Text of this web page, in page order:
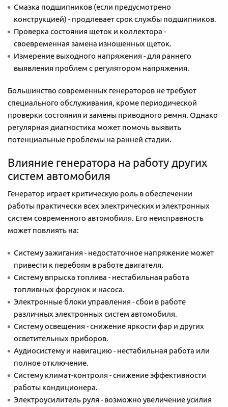
Смазка подшипников (если предусмотрено
конструкцией) - продлевает срок службы подшипников.
Проверка состояния щеток и коллектора -
своевременная замена изношенных щеток.
Измерение выходного напряжения - для раннего
выявления проблем с регулятором напряжения.
Большинство современных генераторов не требуют
специального обслуживания, кроме периодической
проверки состояния и замены приводного ремня. Однако
регулярная диагностика может помочь выявить
потенциальные проблемы на ранней стадии.
Влияние генератора на работу других
систем автомобиля
Генератор играет критическую роль в обеспечении
работы практически всех электрических и электронных
систем современного автомобиля. Его неисправность
может повлиять на:
Систему зажигания - недостаточное напряжение может
привести к перебоям в работе двигателя.
Систему впрыска топлива - нестабильная работа
топливных форсунок и насоса.
Электронные блоки управления - сбои в работе
различных электронных систем автомобиля.
Систему освещения - снижение яркости фар и других
осветительных приборов.
Аудиосистему и навигацию - нестабильная работа или
полное отключение.
Систему климат-контроля - снижение эффективности
работы кондиционера.
Электроусилитель руля - возможно увеличение усилия